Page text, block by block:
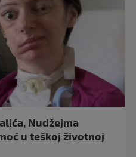
Nudžejma
u teškoj životnoj